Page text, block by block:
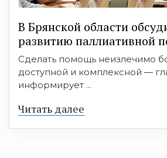
В Брянской области
развитию паллиативной
Сделать помощь неизлечимо
доступной и комплексной —
информирует ...
Читать далее